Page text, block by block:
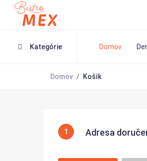
Kategórie Domov
Domov Košík
1 Adresa